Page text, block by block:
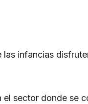
infancias
el sector donde se